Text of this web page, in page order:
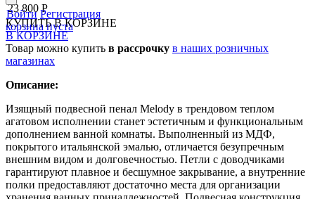
Войти Регистрация
корзина пуста
23 800 Р
КУПИТЬ В КОРЗИНЕ
В КОРЗИНЕ
Товар можно купить в рассрочку в наших розничных
магазинах
Описание:
Изящный подвесной пенал Melody в трендовом теплом
агатовом исполнении станет эстетичным и функциональным
дополнением ванной комнаты. Выполненный из МДФ,
покрытого итальянской эмалью, отличается безупречным
внешним видом и долговечностью. Петли с доводчиками
гарантируют плавное и бесшумное закрывание, а внутренние
полки предоставляют достаточно места для организации